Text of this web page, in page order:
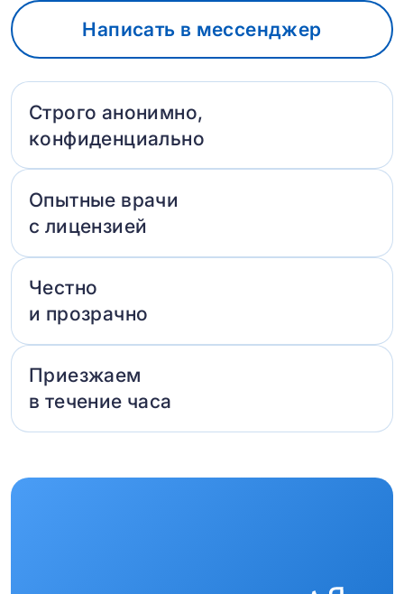
Написать в мессенджер
Строго анонимно,
конфиденциально
Опытные врачи
с лицензией
Честно
и прозрачно
Приезжаем
в течение часа